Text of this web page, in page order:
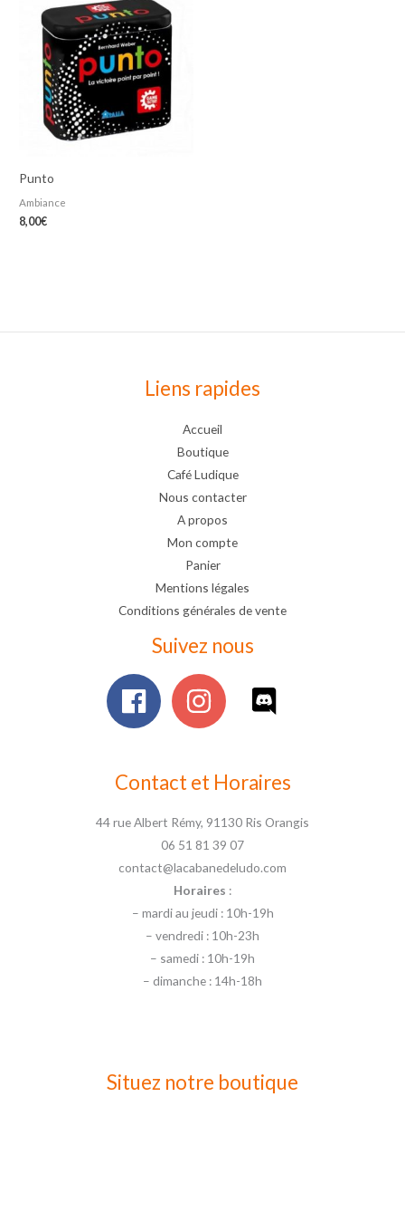
Punto
Ambiance
8,00€
Liens rapides
Accueil
Boutique
Café Ludique
Nous contacter
A propos
Mon compte
Panier
Mentions légales
Conditions générales de vente
Suivez nous
Contact et Horaires
44 rue Albert Rémy, 91130 Ris Orangis
06 51 81 39 07
contact@lacabanedeludo.com
Horaires :
– mardi au jeudi : 10h-19h
– vendredi : 10h-23h
– samedi : 10h-19h
– dimanche : 14h-18h
Situez notre boutique